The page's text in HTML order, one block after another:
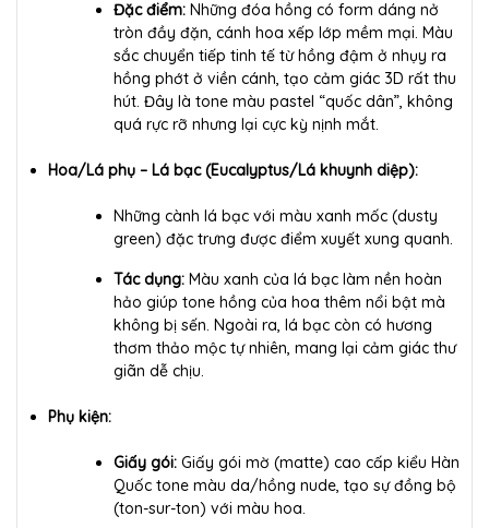
Đặc điểm: Những đóa hồng có form dáng nở
tròn đầy đặn, cánh hoa xếp lớp mềm mại. Màu
sắc chuyển tiếp tinh tế từ hồng đậm ở nhụy ra
hồng phớt ở viền cánh, tạo cảm giác 3D rất thu
hút. Đây là tone màu pastel “quốc dân”, không
quá rực rỡ nhưng lại cực kỳ nịnh mắt.
Hoa/Lá phụ – Lá bạc (Eucalyptus/Lá khuynh diệp):
Những cành lá bạc với màu xanh mốc (dusty
green) đặc trưng được điểm xuyết xung quanh.
Tác dụng: Màu xanh của lá bạc làm nền hoàn
hảo giúp tone hồng của hoa thêm nổi bật mà
không bị sến. Ngoài ra, lá bạc còn có hương
thơm thảo mộc tự nhiên, mang lại cảm giác thư
giãn dễ chịu.
Phụ kiện:
Giấy gói: Giấy gói mờ (matte) cao cấp kiểu Hàn
Quốc tone màu da/hồng nude, tạo sự đồng bộ
(ton-sur-ton) với màu hoa.